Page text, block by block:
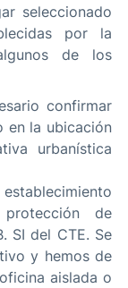
seleccionado
por la
de los
confirmar
en la ubicación
urbanística
de
SI del CTE. Se
y hemos de
aislada o